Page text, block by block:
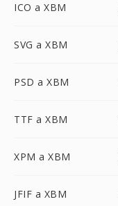
ICO a XBM
SVG a XBM
PSD a XBM
TTF a XBM
XPM a XBM
JFIF a XBM